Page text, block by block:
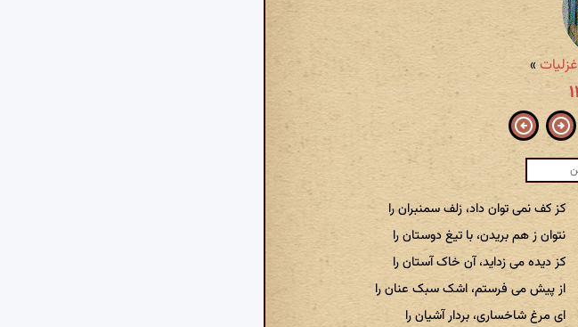
غزلیات »
کز کف نمی توان داد، زلف سمنبران را
نتوان ز هم بریدن، با تیغ دوستان را
کز دیده می زداید، آن خاک آستان را
از پیش می فرستم، اشک سبک عنان را
ای مرغ شاخساری، بردار آشیان را